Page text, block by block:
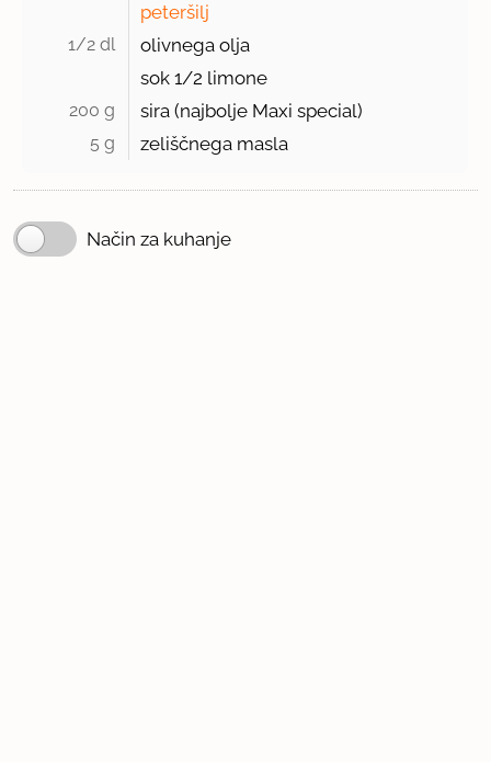
peteršilj
1/2 dl
olivnega olja
sok 1/2 limone
200 g sira (najbolje Maxi special)
5 g zeliščnega masla
Način za kuhanje